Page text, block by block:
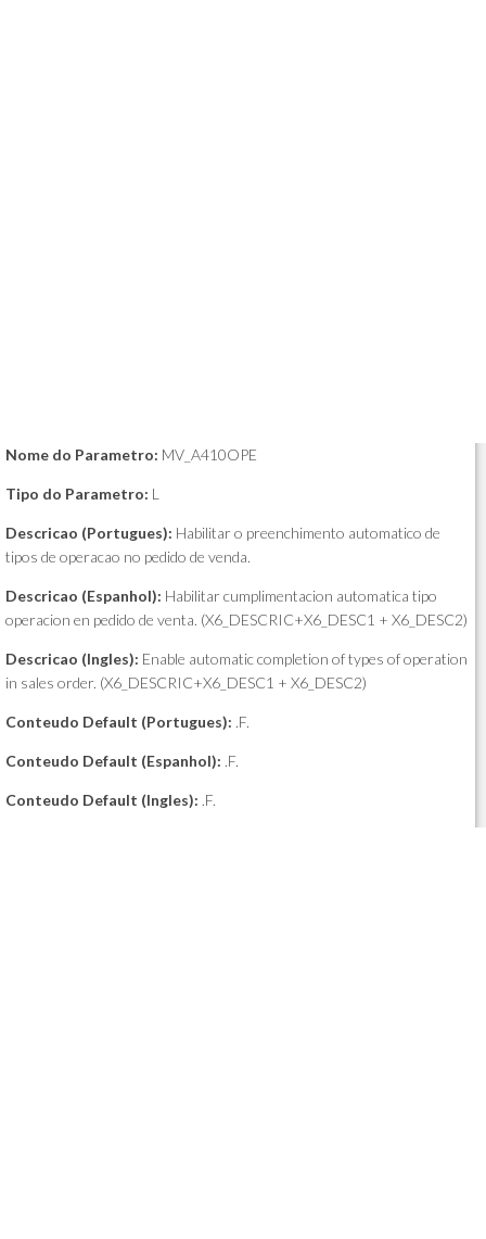
Nome do Parametro: MV_A410OPE
Tipo do Parametro: L
Descricao (Portugues): Habilitar o preenchimento automatico de
tipos de operacao no pedido de venda.
Descricao (Espanhol): Habilitar cumplimentacion automatica tipo
operacion en pedido de venta. (X6_DESCRIC+X6_DESC1 + X6_DESC2)
Descricao (Ingles): Enable automatic completion of types of operation
in sales order. (X6_DESCRIC+X6_DESC1 + X6_DESC2)
Conteudo Default (Portugues): .F.
Conteudo Default (Espanhol): .F.
Conteudo Default (Ingles): .F.